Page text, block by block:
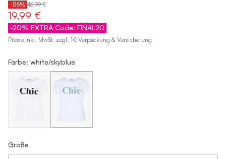
-56% 45,99 €
19,99 €
-20% EXTRA Code: FINAL20
Preise inkl. MwSt. zzgl. 1€ Verpackung & Versicherung
Farbe: white/skyblue
Größe